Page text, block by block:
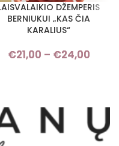
€21,00 through
DŽEMPERIS
BERNIUKUI „KAS ČIA
KARALIUS“
€21,00 – €24,00